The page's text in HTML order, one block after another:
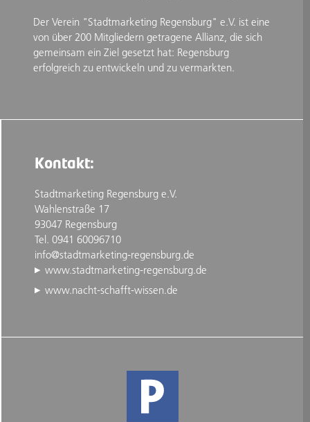
Der Verein "Stadtmarketing Regensburg" e.V. ist eine
von über 200 Mitgliedern getragene Allianz, die sich
gemeinsam ein Ziel gesetzt hat: Regensburg
erfolgreich zu entwickeln und zu vermarkten.
Kontakt:
Stadtmarketing Regensburg e.V.
Wahlenstraße 17
93047 Regensburg
Tel. 0941 60096710
info@stadtmarketing-regensburg.de
www.stadtmarketing-regensburg.de
www.nacht-schafft-wissen.de